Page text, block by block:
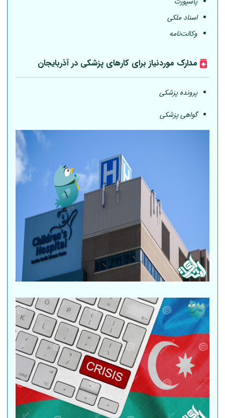
اسناد ملکی
وکالت‌نامه
مدارک موردنیاز برای کارهای پزشکی در آذربایجان
پرونده پزشکی
گواهی پزشکی